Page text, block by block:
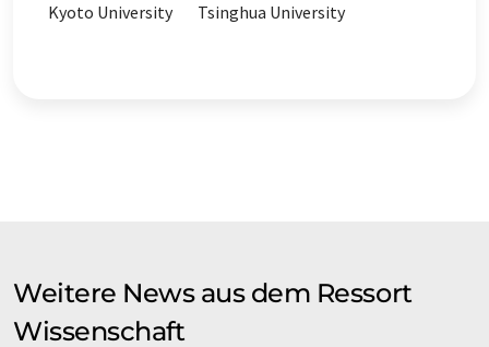
Kyoto University Tsinghua University
Weitere News aus dem Ressort
Wissenschaft